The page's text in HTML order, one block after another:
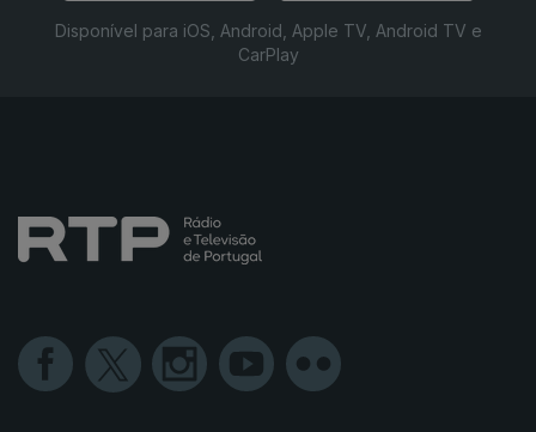
Disponível para iOS, Android, Apple TV, Android TV e
CarPlay